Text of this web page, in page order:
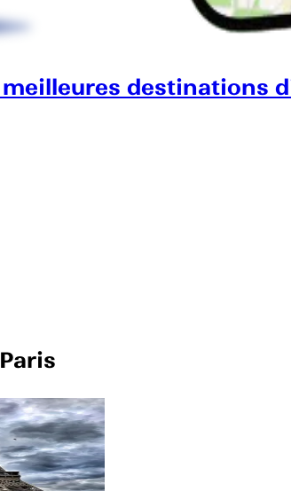
meilleures destinations
Paris